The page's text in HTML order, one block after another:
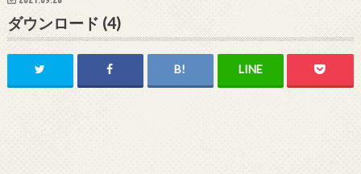
ダウンロード (4)